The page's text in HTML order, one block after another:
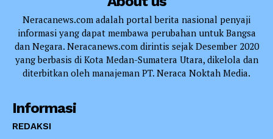
Neracanews.com adalah portal berita nasional penyaji
informasi yang dapat membawa perubahan untuk Bangsa
dan Negara. Neracanews.com dirintis sejak Desember 2020
yang berbasis di Kota Medan-Sumatera Utara, dikelola dan
diterbitkan oleh manajeman PT. Neraca Noktah Media.
Informasi
REDAKSI